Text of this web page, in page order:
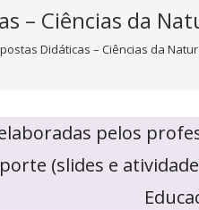
– Ciências da
Didáticas – Ciências da
pelos
(slides e